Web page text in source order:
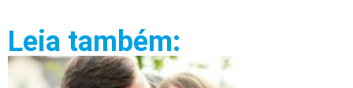
Leia também: